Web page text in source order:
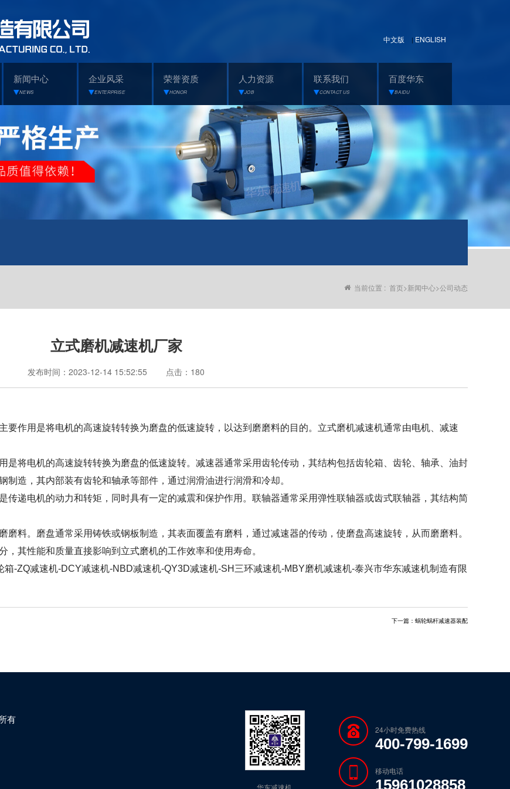
中文版 | ENGLISH
新闻中心
NEWS
企业风采
ENTERPRISE
荣誉资质
HONOR
人力资源
JOB
联系我们
CONTACT US
百度华东
BAIDU
当前位置 : 首页>新闻中心>公司动态
立式磨机减速机厂家
发布时间： 2023-12-14 15:52:55 点击： 180
作用是将电机的高速旋转转换为磨盘的低速旋转，以达到磨磨料的目的。立式磨机减速机通常由电机、减速
将电机的高速旋转转换为磨盘的低速旋转。减速器通常采用齿轮传动，其结构包括齿轮箱、齿轮、轴承、油封
造，其内部装有齿轮和轴承等部件，通过润滑油进行润滑和冷却。
递电机的动力和转矩，同时具有一定的减震和保护作用。联轴器通常采用弹性联轴器或齿式联轴器，其结构简
。磨盘通常采用铸铁或钢板制造，其表面覆盖有磨料，通过减速器的传动，使磨盘高速旋转，从而磨磨料。
其性能和质量直接影响到立式磨机的工作效率和使用寿命。
-ZQ减速机-DCY减速机-NBD减速机-QY3D减速机-SH三环减速机-MBY磨机减速机-泰兴市华东减速机制造有限
下一篇： 蜗轮蜗杆减速器装配
有
华东减速机
24小时免费热线
400-799-1699
移动电话
15961028858